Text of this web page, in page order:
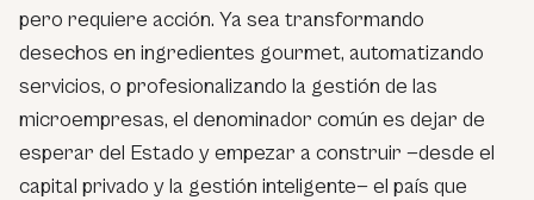
pero requiere acción. Ya sea transformando
desechos en ingredientes gourmet, automatizando
servicios, o profesionalizando la gestión de las
microempresas, el denominador común es dejar de
esperar del Estado y empezar a construir —desde el
capital privado y la gestión inteligente— el país que